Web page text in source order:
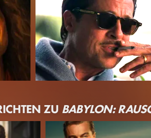
Brad Pitt
Jack Conrad
ZU BABYLON: